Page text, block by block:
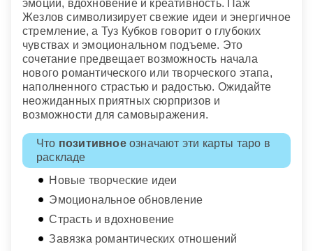
эмоции, вдохновение и креативность. Паж
Жезлов символизирует свежие идеи и энергичное
стремление, а Туз Кубков говорит о глубоких
чувствах и эмоциональном подъеме. Это
сочетание предвещает возможность начала
нового романтического или творческого этапа,
наполненного страстью и радостью. Ожидайте
неожиданных приятных сюрпризов и
возможности для самовыражения.
Что позитивноеозначают эти карты таро в
раскладе
Новые творческие идеи
Эмоциональное обновление
Страсть и вдохновение
Завязка романтических отношений